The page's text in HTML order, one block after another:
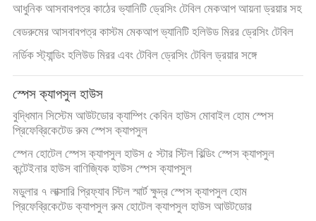
খবর
ক্ষেত্রেই
উদ্ধৃতির
জন্য
আবেদন
আধুনিক আসবাবপত্র কাঠের ভ্যানিটি ড্রেসিং টেবিল মেকআপ আয়না ড্রয়ার সহ
বেডরুমের আসবাবপত্র কাস্টম মেকআপ ভ্যানিটি হলিউড মিরর ড্রেসিং টেবিল
নর্ডিক স্ট্যান্ডিং হলিউড মিরর এবং টেবিল ড্রেসিং টেবিল ড্রয়ার সঙ্গে
স্পেস ক্যাপসুল হাউস
বুদ্ধিমান সিস্টেম আউটডোর ক্যাম্পিং কেবিন হাউস মোবাইল হোম স্পেস
প্রিফেব্রিকেটেড রুম স্পেস ক্যাপসুল
স্পেন হোটেল স্পেস ক্যাপসুল হাউস ৫ স্টার স্টিল বিল্ডিং স্পেস ক্যাপসুল
কন্টেইনার হাউস বাণিজ্যিক হাউস স্পেস ক্যাপসুল
মডুলার ৭ লাক্সারি প্রিফ্যাব স্টিল স্মার্ট ক্ষুদ্র স্পেস ক্যাপসুল হোম
প্রিফেব্রিকেটেড ক্যাপসুল রুম হোটেল ক্যাপসুল হাউস আউটডোর